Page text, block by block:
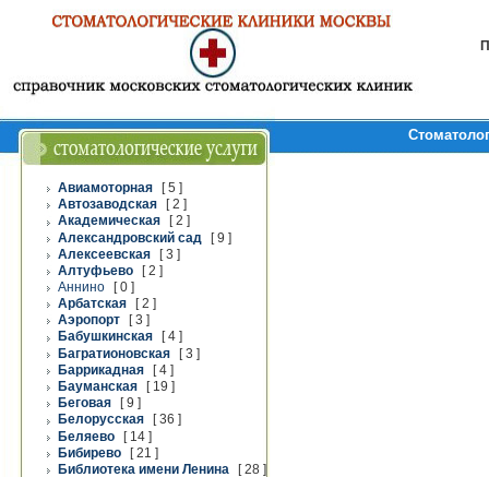
Авиамоторная
[ 5 ]
Автозаводская
[ 2 ]
Академическая
[ 2 ]
Александровский сад
[ 9 ]
Алексеевская
[ 3 ]
Алтуфьево
[ 2 ]
Аннино
[ 0 ]
Арбатская
[ 2 ]
Аэропорт
[ 3 ]
Бабушкинская
[ 4 ]
Багратионовская
[ 3 ]
Баррикадная
[ 4 ]
Бауманская
[ 19 ]
Беговая
[ 9 ]
Белорусская
[ 36 ]
Беляево
[ 14 ]
Бибирево
[ 21 ]
Библиотека имени Ленина
[ 28 ]